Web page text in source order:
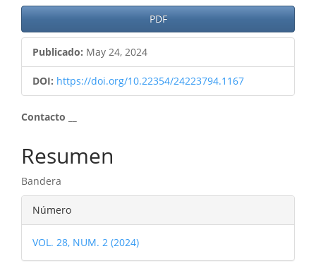
PDF
Publicado: May 24, 2024
DOI: https://doi.org/10.22354/24223794.1167
Contenido
principal
del
artículo
Contacto __
Resumen
Bandera
Detalles
del
artículo
Número
VOL. 28, NUM. 2 (2024)